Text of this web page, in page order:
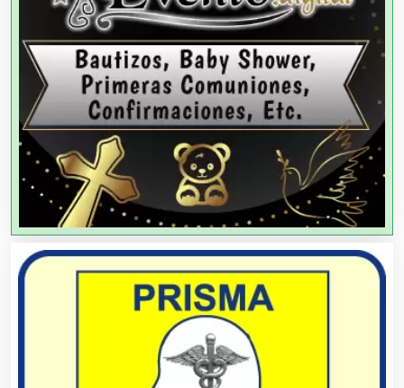
Agencias de Modelos
Agencias de Publicidad
Agencias de Viajes
Agricultores
Agricultura y Ganadería
Agua Purificada